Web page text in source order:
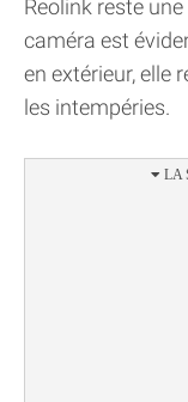
Reolink reste
caméra est
en extérieur, elle
les intempéries.